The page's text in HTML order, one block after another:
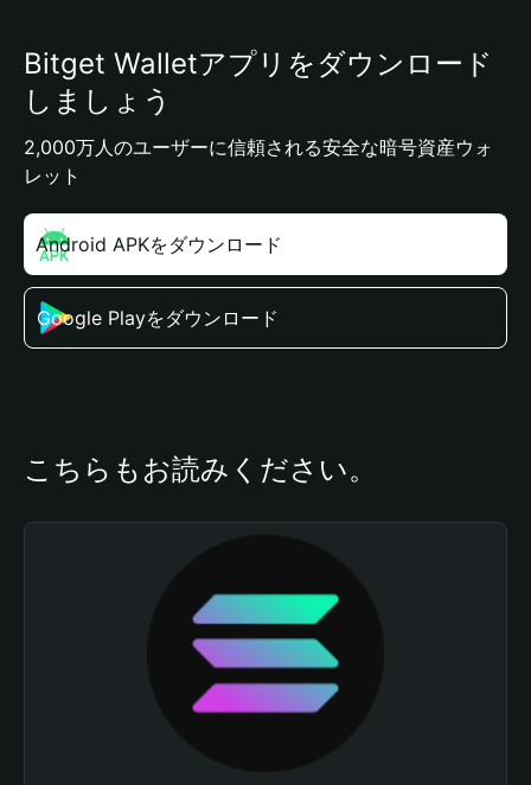
Bitget Walletアプリをダウンロード
しましょう
2,000万人のユーザーに信頼される安全な暗号資産ウォ
レット
Android APKをダウンロード
Google Playをダウンロード
こちらもお読みください。